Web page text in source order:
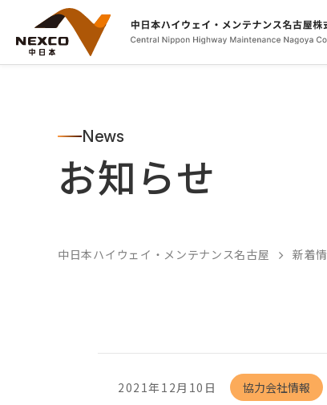
News
お知らせ
中日本ハイウェイ・メンテナンス名古屋 新着
2021年12月10日 協力会社情報